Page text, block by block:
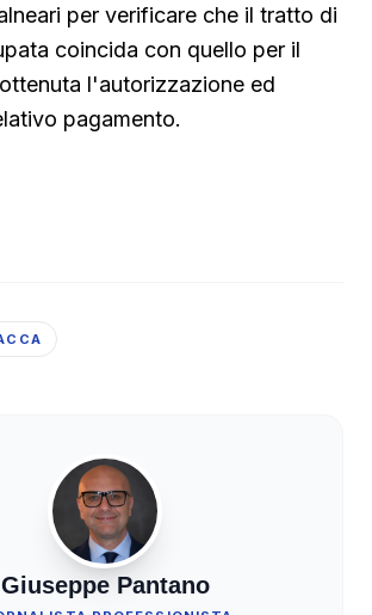
per verificare che il tratto di
coincida con quello per il
l'autorizzazione ed
pagamento.
Giuseppe Pantano